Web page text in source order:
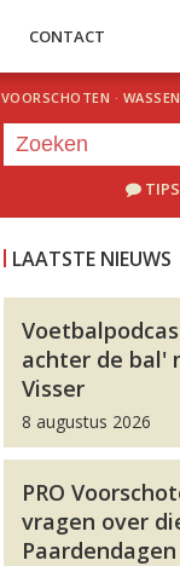
CONTACT
VOORSCHOTEN ·
LAATSTE NIEUWS
achter de bal'
Visser
8 augustus 2026
PRO
vragen over
Paardendagen